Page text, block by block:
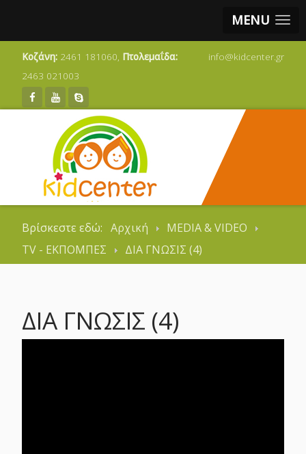
MENU
Κοζάνη: 2461 181060, Πτολεμαΐδα:
2463 021003
info@kidcenter.gr
Βρίσκεστε εδώ: Αρχική
MEDIA & VIDEO
TV - ΕΚΠΟΜΠΕΣ
ΔΙΑ ΓΝΩΣΙΣ (4)
ΔΙΑ ΓΝΩΣΙΣ (4)